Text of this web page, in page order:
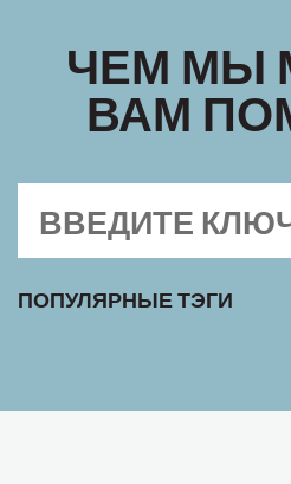
ЧЕМ МЫ
ВАМ
ПОПУЛЯРНЫЕ ТЭГИ